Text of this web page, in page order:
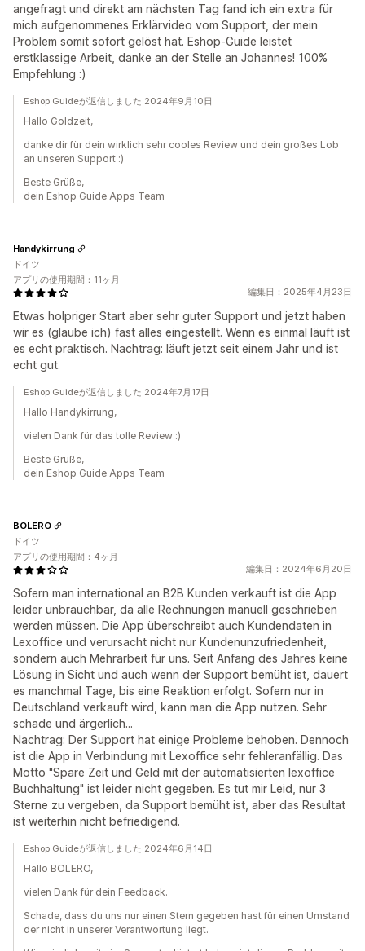
angefragt und direkt am nächsten Tag fand ich ein extra für
mich aufgenommenes Erklärvideo vom Support, der mein
Problem somit sofort gelöst hat. Eshop-Guide leistet
erstklassige Arbeit, danke an der Stelle an Johannes! 100%
Empfehlung :)
Eshop Guideが返信しました 2024年9月10日
Hallo Goldzeit,
danke dir für dein wirklich sehr cooles Review und dein großes Lob
an unseren Support :)
Beste Grüße,
dein Eshop Guide Apps Team
編集日：2025年4月23日
Etwas holpriger Start aber sehr guter Support und jetzt haben
wir es (glaube ich) fast alles eingestellt. Wenn es einmal läuft ist
es echt praktisch. Nachtrag: läuft jetzt seit einem Jahr und ist
echt gut.
Handykirrung
ドイツ
アプリの使用期間：11ヶ月
Eshop Guideが返信しました 2024年7月17日
Hallo Handykirrung,
vielen Dank für das tolle Review :)
Beste Grüße,
dein Eshop Guide Apps Team
編集日：2024年6月20日
Sofern man international an B2B Kunden verkauft ist die App
leider unbrauchbar, da alle Rechnungen manuell geschrieben
werden müssen. Die App überschreibt auch Kundendaten in
Lexoffice und verursacht nicht nur Kundenunzufriedenheit,
sondern auch Mehrarbeit für uns. Seit Anfang des Jahres keine
Lösung in Sicht und auch wenn der Support bemüht ist, dauert
es manchmal Tage, bis eine Reaktion erfolgt. Sofern nur in
Deutschland verkauft wird, kann man die App nutzen. Sehr
schade und ärgerlich...
Nachtrag: Der Support hat einige Probleme behoben. Dennoch
ist die App in Verbindung mit Lexoffice sehr fehleranfällig. Das
Motto "Spare Zeit und Geld mit der automatisierten lexoffice
Buchhaltung" ist leider nicht gegeben. Es tut mir Leid, nur 3
Sterne zu vergeben, da Support bemüht ist, aber das Resultat
ist weiterhin nicht befriedigend.
BOLERO
ドイツ
アプリの使用期間：4ヶ月
Eshop Guideが返信しました 2024年6月14日
Hallo BOLERO,
vielen Dank für dein Feedback.
Schade, dass du uns nur einen Stern gegeben hast für einen Umstand
der nicht in unserer Verantwortung liegt.